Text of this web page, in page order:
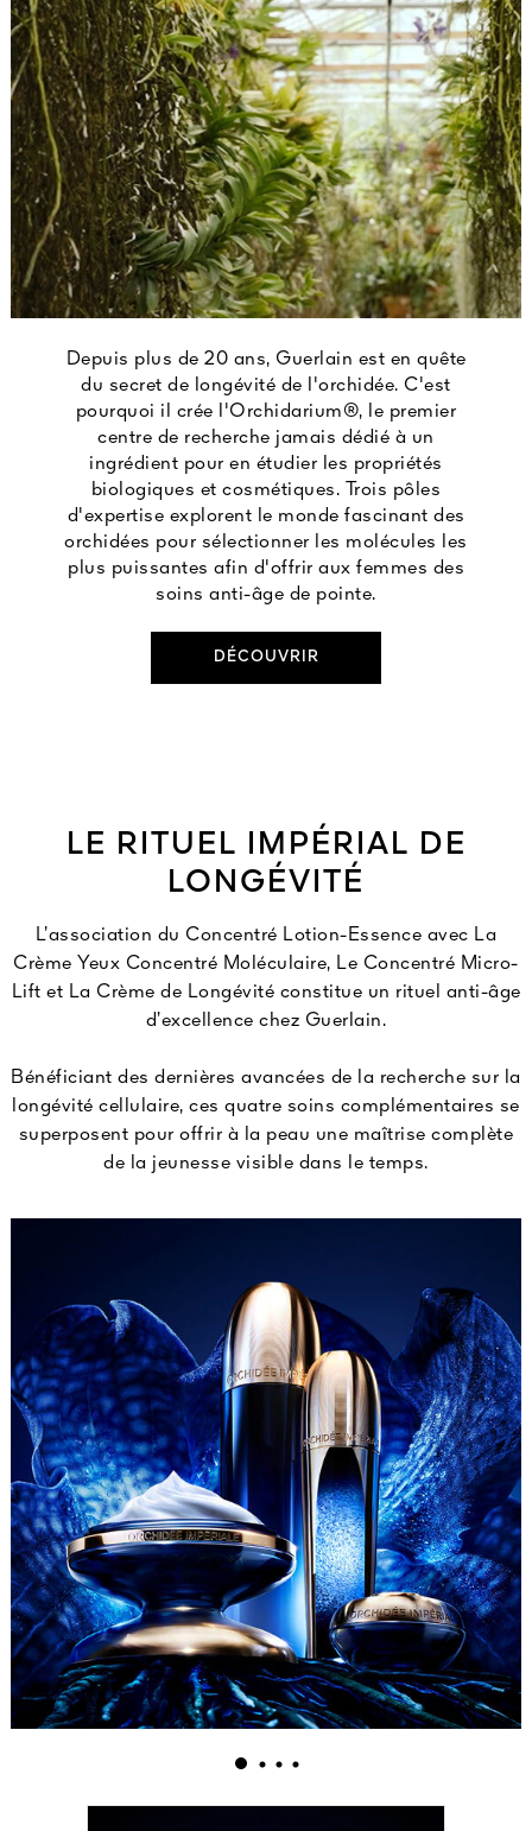
Depuis plus de 20 ans, Guerlain est en quête
du secret de longévité de l'orchidée. C'est
pourquoi il crée l'Orchidarium®, le premier
centre de recherche jamais dédié à un
ingrédient pour en étudier les propriétés
biologiques et cosmétiques. Trois pôles
d'expertise explorent le monde fascinant des
orchidées pour sélectionner les molécules les
plus puissantes afin d'offrir aux femmes des
soins anti-âge de pointe.
DÉCOUVRIR
LE RITUEL IMPÉRIAL DE
LONGÉVITÉ
L’association du Concentré Lotion-Essence avec La
Crème Yeux Concentré Moléculaire, Le Concentré Micro-
Lift et La Crème de Longévité constitue un rituel anti-âge
d’excellence chez Guerlain.
Bénéficiant des dernières avancées de la recherche sur la
longévité cellulaire, ces quatre soins complémentaires se
superposent pour offrir à la peau une maîtrise complète
de la jeunesse visible dans le temps.